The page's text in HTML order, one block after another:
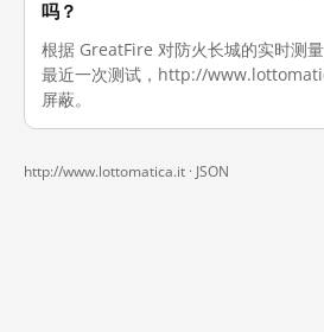
吗？
根据 GreatFire 对防火长城的实时测
最近一次测试，http://
屏蔽。
http://www.lottomatica.it · JSON